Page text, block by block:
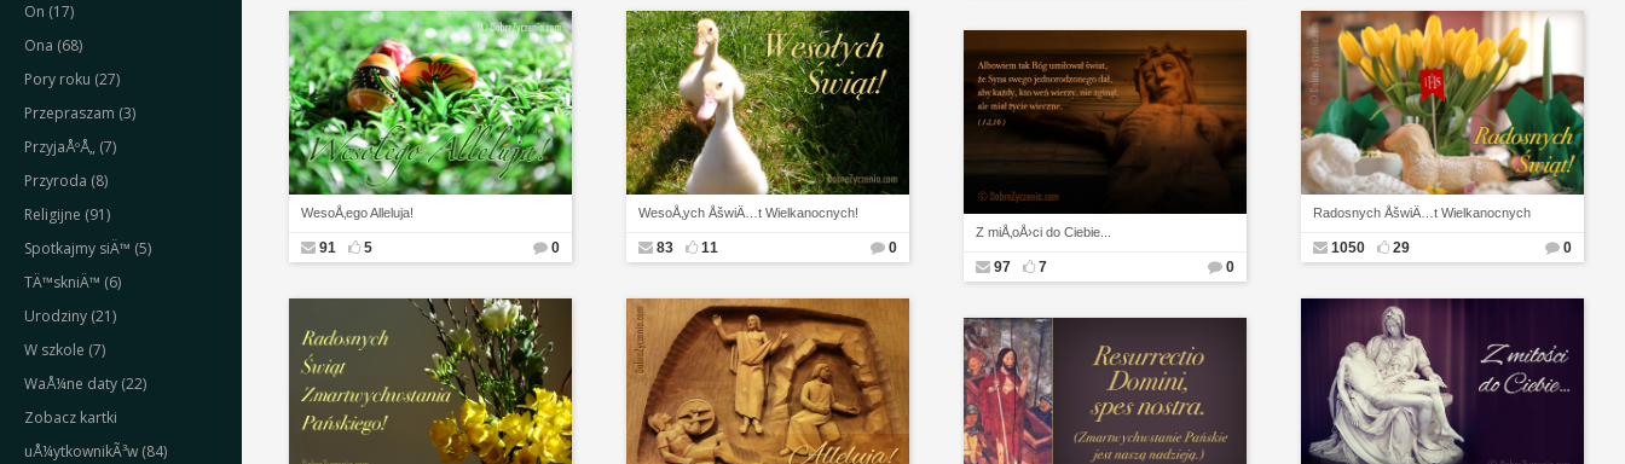
On (17)
Ona (68)
Pory roku (27)
Przepraszam (3)
PrzyjaÅºÅ„ (7)
Przyroda (8)
Religijne (91)
Spotkajmy siÄ™ (5)
TÄ™skniÄ™ (6)
Urodziny (21)
W szkole (7)
WaÅ¼ne daty (22)
Zobacz kartki
uÅ¼ytkownikÃ³w (84)
WesoÅ‚ego Alleluja!
91 5 0
WesoÅ‚ych ÅšwiÄ…t Wielkanocnych!
83 11 0
Radosnych ÅšwiÄ…t Wielkanocnych
1050 29 0
Z miÅ‚oÅ›ci do Ciebie...
97 7 0